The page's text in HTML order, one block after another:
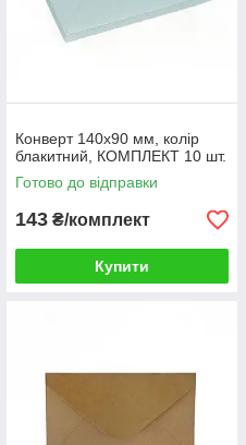
Конверт 140x90 мм, колір
блакитний, КОМПЛЕКТ 10 шт.
Готово до відправки
143 ₴/комплект
Купити